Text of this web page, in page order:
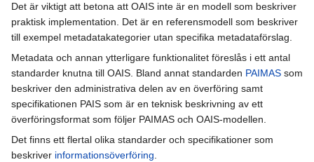
Det är viktigt att betona att OAIS inte är en modell som beskriver
praktisk implementation. Det är en referensmodell som beskriver
till exempel metadatakategorier utan specifika metadataförslag.
Metadata och annan ytterligare funktionalitet föreslås i ett antal
standarder knutna till OAIS. Bland annat standarden PAIMAS som
beskriver den administrativa delen av en överföring samt
specifikationen PAIS som är en teknisk beskrivning av ett
överföringsformat som följer PAIMAS och OAIS-modellen.
Det finns ett flertal olika standarder och specifikationer som
beskriver informationsöverföring.